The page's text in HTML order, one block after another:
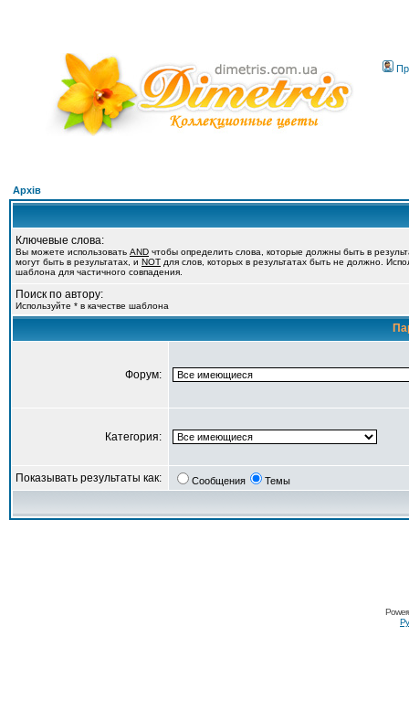
Архів
Ключевые слова:
Вы можете использовать AND чтобы определить слова, которые должны быть в
могут быть в результатах, и NOT для слов, которых в результатах быть не должно.
шаблона для частичного совпадения.
Поиск по автору:
Используйте * в качестве шаблона
Форум:
Категория:
Показывать результаты как: Сообщения Темы